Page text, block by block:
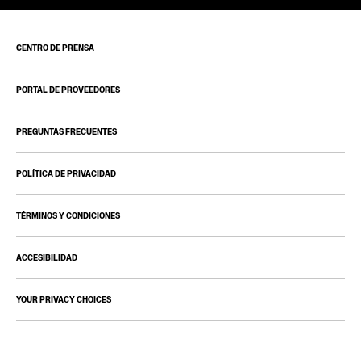
CENTRO DE PRENSA
PORTAL DE PROVEEDORES
PREGUNTAS FRECUENTES
POLÍTICA DE PRIVACIDAD
TÉRMINOS Y CONDICIONES
ACCESIBILIDAD
YOUR PRIVACY CHOICES